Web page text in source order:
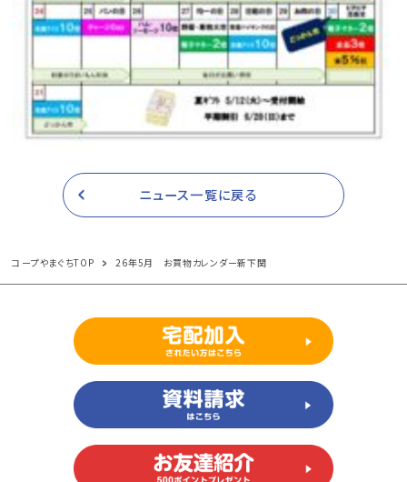
ニュース一覧に戻る
コープやまぐちTOP 26年5月 お買物カレンダー新下関